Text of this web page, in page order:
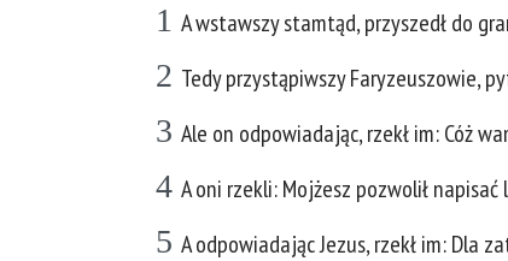
1 A wstawszy stamtąd, przyszedł do
2 Tedy przystąpiwszy Faryzeuszowie,
3 Ale on odpowiadając, rzekł im: Cóż
4 A oni rzekli: Mojżesz pozwolił
5 A odpowiadając Jezus, rzekł im: Dla